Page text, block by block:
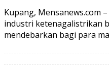
Kupang, Mensanews.com
industri ketenagalistrikan
mendebarkan bagi para